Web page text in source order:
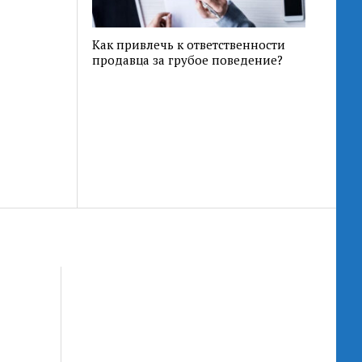
Как привлечь к ответственности
продавца за грубое поведение?